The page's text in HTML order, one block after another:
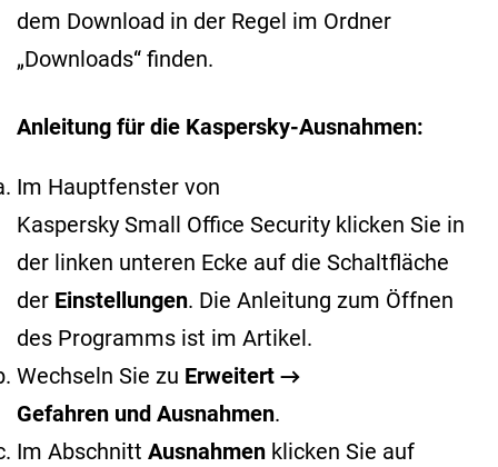
dem Download in der Regel im Ordner
„Downloads“ finden.
Anleitung für die Kaspersky-Ausnahmen:
Im Hauptfenster von
Kaspersky Small Office Security klicken Sie in
der linken unteren Ecke auf die Schaltfläche
der Einstellungen. Die Anleitung zum Öffnen
des Programms ist im Artikel.
Wechseln Sie zu Erweitert →
Gefahren und Ausnahmen.
Im Abschnitt Ausnahmen klicken Sie auf